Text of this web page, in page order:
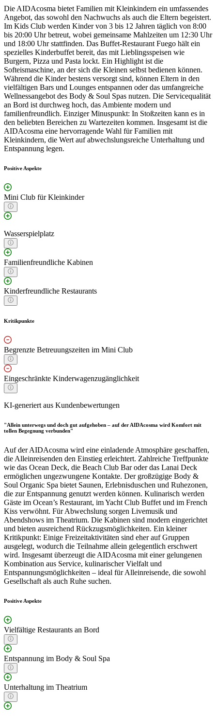
Die AIDAcosma bietet Familien mit Kleinkindern ein umfassendes
Angebot, das sowohl den Nachwuchs als auch die Eltern begeistert.
Im Kids Club werden Kinder von 3 bis 12 Jahren täglich von 8:00
bis 20:00 Uhr betreut, wobei gemeinsame Mahlzeiten um 12:30 Uhr
und 18:00 Uhr stattfinden. Das Buffet-Restaurant Fuego hält ein
spezielles Kinderbuffet bereit, das mit Lieblingsspeisen wie
Burgern, Pizza und Pasta lockt. Ein Highlight ist die
Softeismaschine, an der sich die Kleinen selbst bedienen können.
Während die Kinder bestens versorgt sind, können Eltern in den
vielfältigen Bars und Lounges entspannen oder das umfangreiche
Wellnessangebot des Body & Soul Spas nutzen. Die Servicequalität
an Bord ist durchweg hoch, das Ambiente modern und
familienfreundlich. Einziger Minuspunkt: In Stoßzeiten kann es in
den beliebten Bereichen zu Wartezeiten kommen. Insgesamt ist die
AIDAcosma eine hervorragende Wahl für Familien mit
Kleinkindern, die Wert auf abwechslungsreiche Unterhaltung und
Entspannung legen.
Positive Aspekte
Mini Club für Kleinkinder
Wasserspielplatz
Familienfreundliche Kabinen
Kinderfreundliche Restaurants
Kritikpunkte
Begrenzte Betreuungszeiten im Mini Club
Eingeschränkte Kinderwagenzugänglichkeit
KI-generiert aus Kundenbewertungen
"Allein unterwegs und doch gut aufgehoben – auf der AIDAcosma wird Komfort mit
tollen Begegnung verbunden"
Auf der AIDAcosma wird eine einladende Atmosphäre geschaffen,
die Alleinreisenden den Einstieg erleichtert. Zahlreiche Treffpunkte
wie das Ocean Deck, die Beach Club Bar oder das Lanai Deck
ermöglichen ungezwungene Kontakte. Der großzügige Body &
Soul Organic Spa bietet Saunen, Erlebnisduschen und Ruhezonen,
die zur Entspannung genutzt werden können. Kulinarisch werden
Gäste im Ocean’s Restaurant, im Yacht Club Buffet und im French
Kiss verwöhnt. Für Abwechslung sorgen Livemusik und
Abendshows im Theatrium. Die Kabinen sind modern eingerichtet
und bieten ausreichend Rückzugsmöglichkeiten. Ein kleiner
Kritikpunkt: Einige Freizeitaktivitäten sind eher auf Gruppen
ausgelegt, wodurch die Teilnahme allein gelegentlich erschwert
wird. Insgesamt überzeugt die AIDAcosma mit einer gelungenen
Kombination aus Service, kulinarischer Vielfalt und
Entspannungsmöglichkeiten – ideal für Alleinreisende, die sowohl
Gesellschaft als auch Ruhe suchen.
Positive Aspekte
Vielfältige Restaurants an Bord
Entspannung im Body & Soul Spa
Unterhaltung im Theatrium